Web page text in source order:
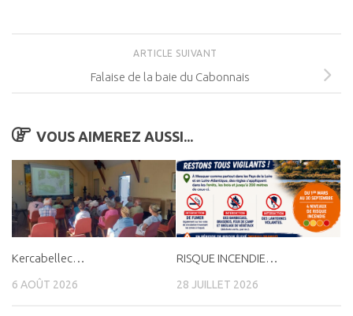
ARTICLE SUIVANT
Falaise de la baie du Cabonnais
VOUS AIMEREZ AUSSI...
Kercabellec…
6 AOÛT 2026
RISQUE INCENDIE…
28 JUILLET 2026